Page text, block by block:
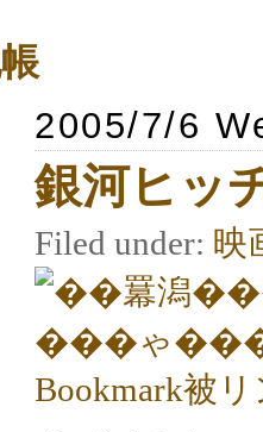
2005/7/6
銀河ヒッ
Filed under: 映